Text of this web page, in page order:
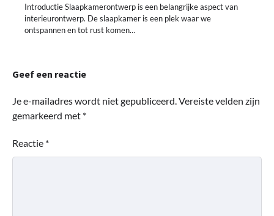
Introductie Slaapkamerontwerp is een belangrijke aspect van
interieurontwerp. De slaapkamer is een plek waar we
ontspannen en tot rust komen…
Geef een reactie
Je e-mailadres wordt niet gepubliceerd.Vereiste velden zijn
gemarkeerd met *
Reactie *